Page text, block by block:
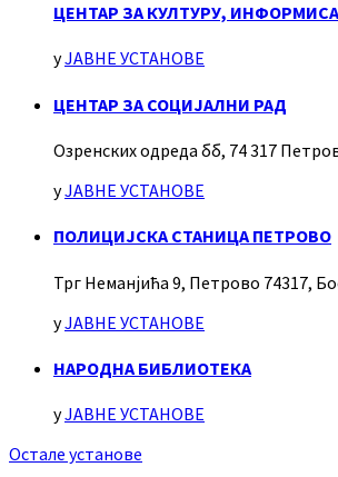
ЦЕНТАР ЗА КУЛТУРУ,
уЈАВНЕ УСТАНОВЕ
ЦЕНТАР ЗА СОЦИЈАЛНИ РАД
Озренских одреда бб, 74 317
уЈАВНЕ УСТАНОВЕ
ПОЛИЦИЈСКА СТАНИЦА ПЕТРОВО
Трг Неманјића 9, Петрово 74317,
уЈАВНЕ УСТАНОВЕ
НАРОДНА БИБЛИОТЕКА
уЈАВНЕ УСТАНОВЕ
Остале установе